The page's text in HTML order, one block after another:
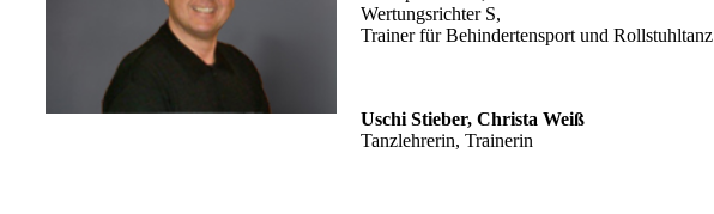
Wertungsrichter S,
Trainer für Behindertensport und Rollstuhltanz
Uschi Stieber, Christa Weiß
Tanzlehrerin, Trainerin